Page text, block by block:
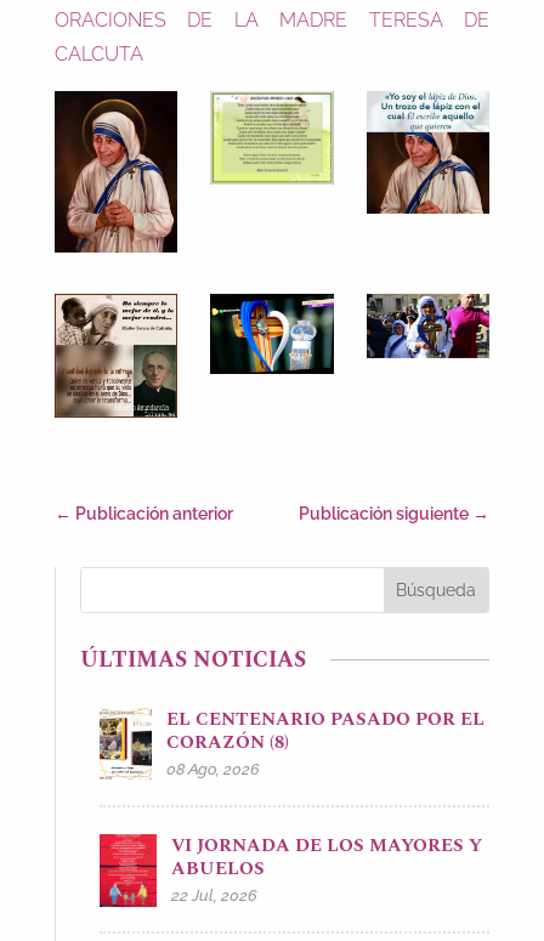
ORACIONES DE LA MADRE TERESA DE
CALCUTA
← Publicación anterior Publicación siguiente →
ÚLTIMAS NOTICIAS
EL CENTENARIO PASADO POR EL
CORAZÓN (8)
08 Ago, 2026
VI JORNADA DE LOS MAYORES Y
ABUELOS
22 Jul, 2026